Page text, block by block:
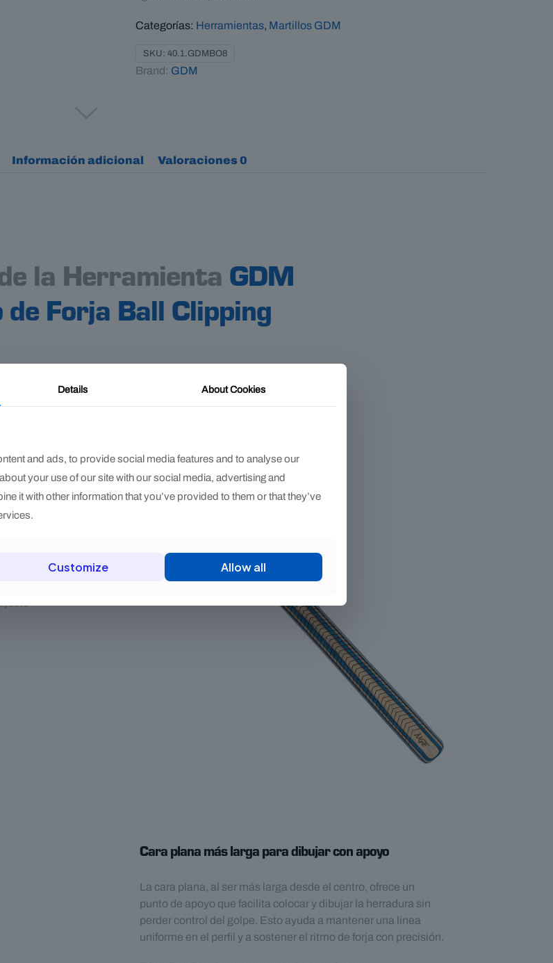
esfuerzo
cantidad
Categorías: Herramientas, Martillos GDM
SKU: 40.1.GDMBO8
Brand: GDM
Información adicional Valoraciones 0
la Herramienta GDM
Forja Ball Clipping
Cara plana más larga para dibujar con apoyo
La cara plana, al ser más larga desde el centro, ofrece un
punto de apoyo que facilita colocar y dibujar la herradura sin
perder control del golpe. Esto ayuda a mantener una línea
uniforme en el perfil y a sostener el ritmo de forja con precisión.
Details AboutCookies
and ads, to provide social media features and to analyse our
your use of our site with our social media, advertising and
it with other information that you’ve provided to them or that they’ve
Customize Allow all